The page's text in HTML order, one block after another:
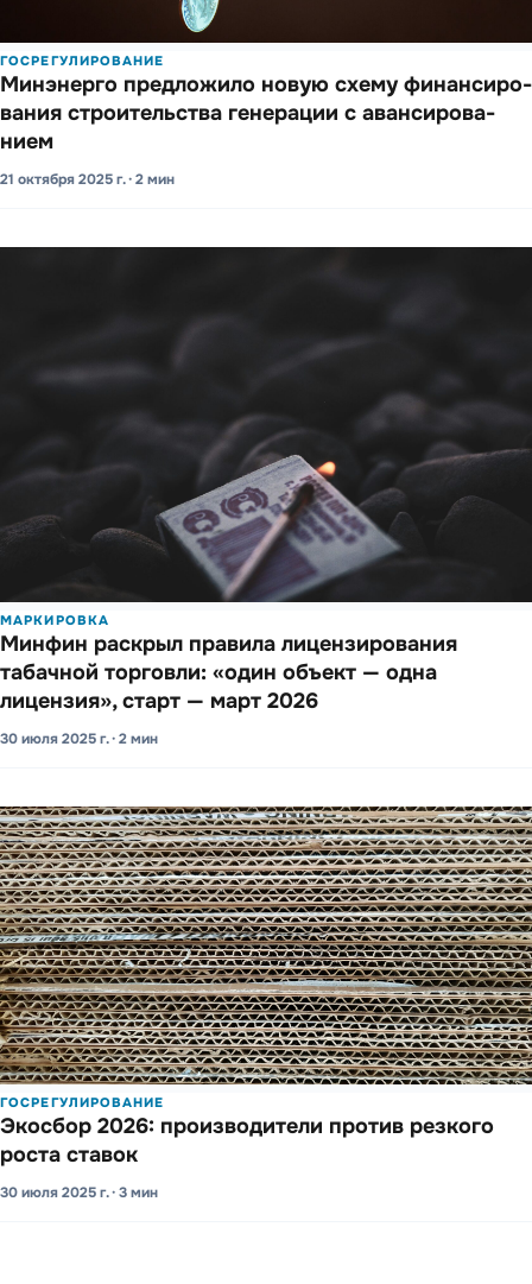
ГОСРЕГУЛИРОВАНИЕ
Минэ­нерго предло­жило новую схему фина­нсиро­
вания строи­тельства гене­рации с аванси­рова­
нием
21 октября 2025 г. · 2 мин
МАРКИРОВКА
Минфин раскрыл правила лице­нзиро­вания
табачной торговли: «один объект — одна
лицензия», старт — март 2026
30 июля 2025 г. · 2 мин
ГОСРЕГУЛИРОВАНИЕ
Экосбор 2026: прои­зводи­тели против резкого
роста ставок
30 июля 2025 г. · 3 мин